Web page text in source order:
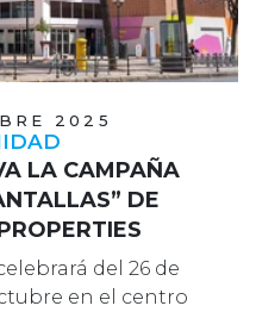
2025
LA CAMPAÑA
DE
del 26 de
en el centro